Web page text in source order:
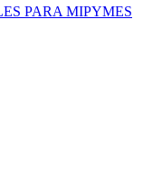
PARA MIPYMES